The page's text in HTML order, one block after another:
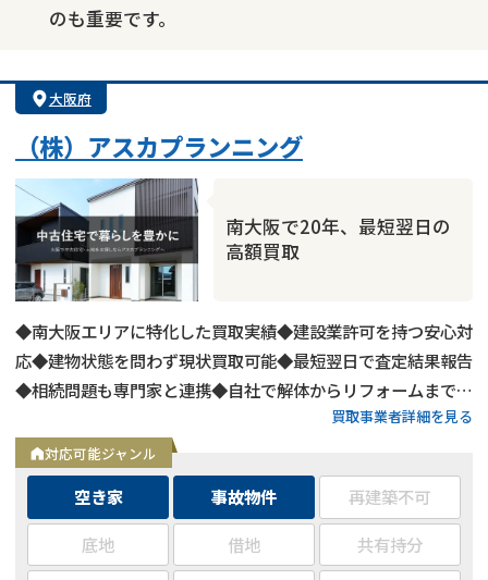
のも重要です。
大阪府
（株）アスカプランニング
南大阪で20年、最短翌日の
高額買取
◆南大阪エリアに特化した買取実績◆建設業許可を持つ安心対
応◆建物状態を問わず現状買取可能◆最短翌日で査定結果報告
◆相続問題も専門家と連携◆自社で解体からリフォームまで対
買取事業者詳細を見る
対応可能ジャンル
空き家 事故物件
再建築不可
底地
借地
共有持分